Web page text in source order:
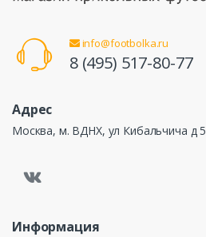
info@footbolka.ru
8 (495) 517-80-77
Адрес
Москва, м. ВДНХ, ул Кибальчича д 5
Информация